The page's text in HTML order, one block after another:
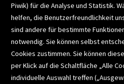
SCHULBUCHSERVICE
BUCHEMPFEHLUNGEN
Piwik) für die Analyse und Statistik.
helfen, die Benutzerfreundlichkeit
sind andere für bestimmte
notwendig. Sie können selbst
Cookies zustimmen. Sie können
per Klick auf die Schaltfläche „Alle
individuelle Auswahl treffen